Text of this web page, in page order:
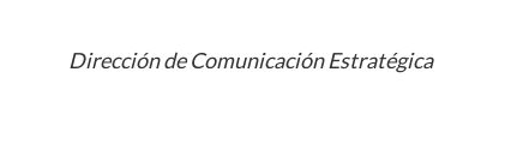
Dirección de Comunicación Estratégica